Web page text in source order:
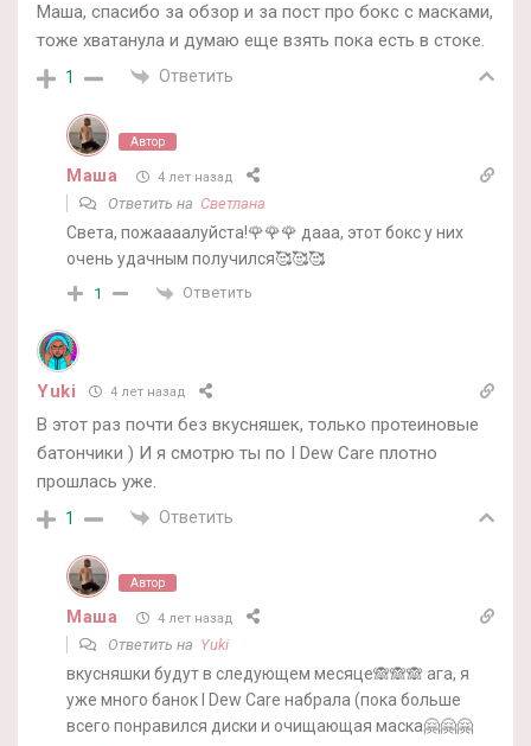
Маша, спасибо за обзор и за пост про бокс с масками,
тоже хватанула и думаю еще взять пока есть в стоке.
1 Ответить
Автор
Маша 4 лет назад
Ответить на Светлана
Света, пожаааалуйста!🌹🌹🌹 дааа, этот бокс у них
очень удачным получился🥰🥰🥰
1 Ответить
Yuki 4 лет назад
В этот раз почти без вкусняшек, только протеиновые
батончики ) И я смотрю ты по I Dew Care плотно
прошлась уже.
1 Ответить
Автор
Маша 4 лет назад
Ответить на Yuki
вкусняшки будут в следующем месяце🙈🙈🙈 ага, я
уже много банок I Dew Care набрала (пока больше
всего понравился диски и очищающая маска🤗🤗🤗